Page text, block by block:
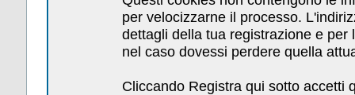
per velocizzarne il processo.
dettagli della tua registrazione e
nel caso dovessi perdere quella
Cliccando Registra qui sotto accetti